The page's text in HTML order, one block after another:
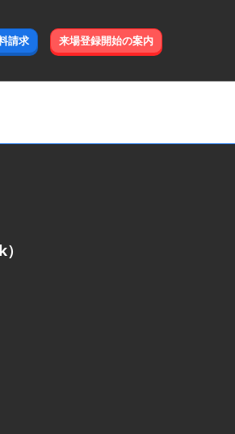
請求 来場登録開始の案内